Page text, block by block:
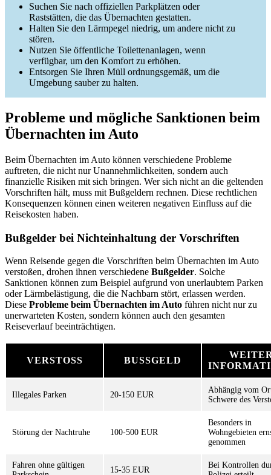
Suchen Sie nach offiziellen Parkplätzen oder
Raststätten, die das Übernachten gestatten.
Halten Sie den Lärmpegel niedrig, um andere nicht zu
stören.
Nutzen Sie öffentliche Toilettenanlagen, wenn
verfügbar, um den Komfort zu erhöhen.
Entsorgen Sie Ihren Müll ordnungsgemäß, um die
Umgebung sauber zu halten.
Probleme und mögliche Sanktionen beim
Übernachten im Auto
Beim Übernachten im Auto können verschiedene Probleme
auftreten, die nicht nur Unannehmlichkeiten, sondern auch
finanzielle Risiken mit sich bringen. Wer sich nicht an die geltenden
Vorschriften hält, muss mit Bußgeldern rechnen. Diese rechtlichen
Konsequenzen können einen weiteren negativen Einfluss auf die
Reisekosten haben.
Bußgelder bei Nichteinhaltung der Vorschriften
Wenn Reisende gegen die Vorschriften beim Übernachten im Auto
verstoßen, drohen ihnen verschiedene Bußgelder. Solche
Sanktionen können zum Beispiel aufgrund von unerlaubtem Parken
oder Lärmbelästigung, die die Nachbarn stört, erlassen werden.
Diese Probleme beim Übernachten im Auto führen nicht nur zu
unerwarteten Kosten, sondern können auch den gesamten
Reiseverlauf beeinträchtigen.
VERSTOSS BUSSGELD
Illegales Parken 20-150 EUR
Abhängig vom
Schwere des
Störung der Nachtruhe 100-500 EUR
Besonders in
Wohngebieten
genommen
Fahren ohne gültigen
15-35 EUR
Bei Kontrollen